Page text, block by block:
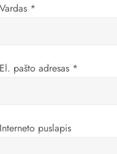
Vardas *
El. pašto adresas *
Interneto puslapis